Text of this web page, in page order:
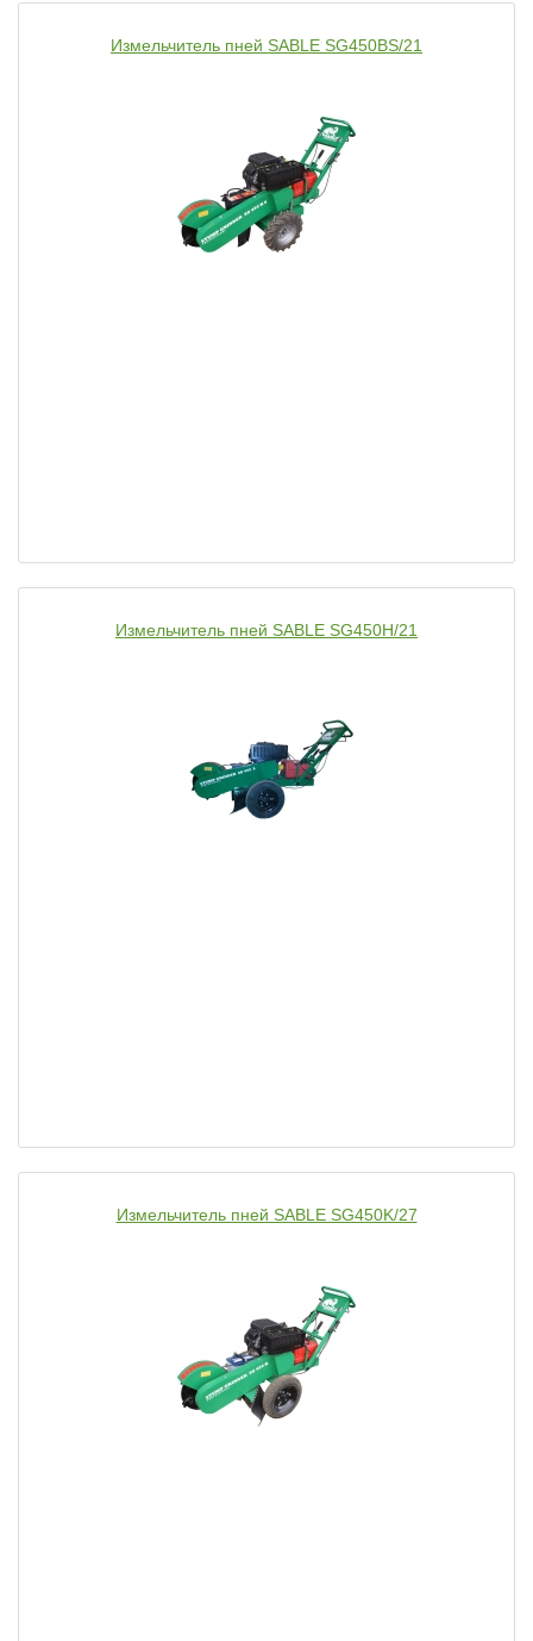
Измельчитель пней SABLE SG450BS/21
Измельчитель пней SABLE SG450H/21
Измельчитель пней SABLE SG450K/27